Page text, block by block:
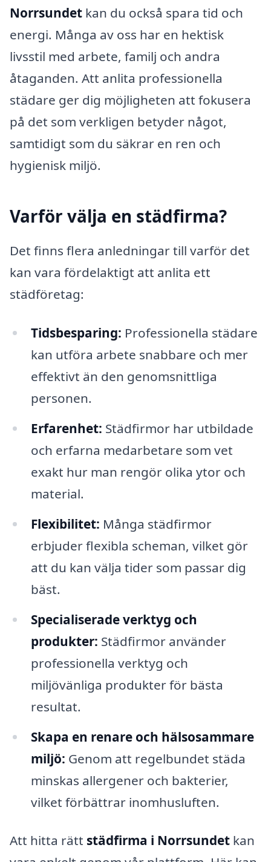
Norrsundet kan du också spara tid och
energi. Många av oss har en hektisk
livsstil med arbete, familj och andra
åtaganden. Att anlita professionella
städare ger dig möjligheten att fokusera
på det som verkligen betyder något,
samtidigt som du säkrar en ren och
hygienisk miljö.
Varför välja en städfirma?
Det finns flera anledningar till varför det
kan vara fördelaktigt att anlita ett
städföretag:
Tidsbesparing: Professionella städare
kan utföra arbete snabbare och mer
effektivt än den genomsnittliga
personen.
Erfarenhet: Städfirmor har utbildade
och erfarna medarbetare som vet
exakt hur man rengör olika ytor och
material.
Flexibilitet: Många städfirmor
erbjuder flexibla scheman, vilket gör
att du kan välja tider som passar dig
bäst.
Specialiserade verktyg och
produkter: Städfirmor använder
professionella verktyg och
miljövänliga produkter för bästa
resultat.
Skapa en renare och hälsosammare
miljö: Genom att regelbundet städa
minskas allergener och bakterier,
vilket förbättrar inomhusluften.
Att hitta rätt städfirma i Norrsundet kan